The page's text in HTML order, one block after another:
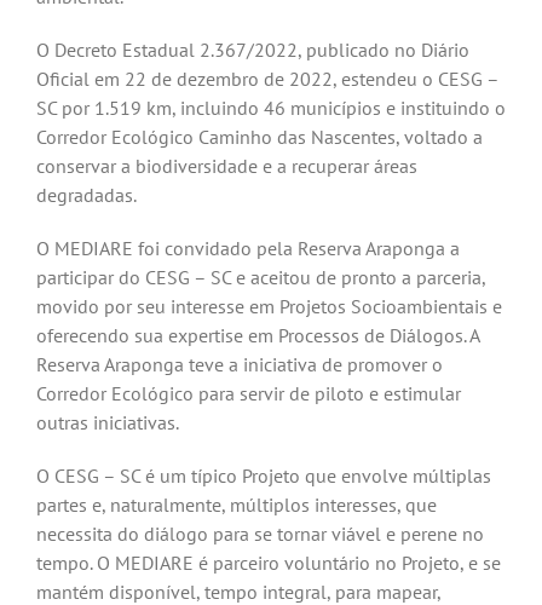
O Decreto Estadual 2.367/2022, publicado no Diário
Oficial em 22 de dezembro de 2022, estendeu o CESG –
SC por 1.519 km, incluindo 46 municípios e instituindo o
Corredor Ecológico Caminho das Nascentes, voltado a
conservar a biodiversidade e a recuperar áreas
degradadas.
O MEDIARE foi convidado pela Reserva Araponga a
participar do CESG – SC e aceitou de pronto a parceria,
movido por seu interesse em Projetos Socioambientais e
oferecendo sua expertise em Processos de Diálogos. A
Reserva Araponga teve a iniciativa de promover o
Corredor Ecológico para servir de piloto e estimular
outras iniciativas.
O CESG – SC é um típico Projeto que envolve múltiplas
partes e, naturalmente, múltiplos interesses, que
necessita do diálogo para se tornar viável e perene no
tempo. O MEDIARE é parceiro voluntário no Projeto, e se
mantém disponível, tempo integral, para mapear,